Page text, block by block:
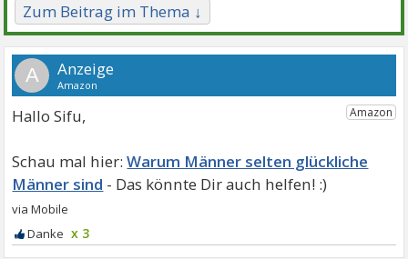
Zum Beitrag im Thema ↓
A
Hallo Sifu,
Warum Männer selten glückliche
Männer sind
x 3